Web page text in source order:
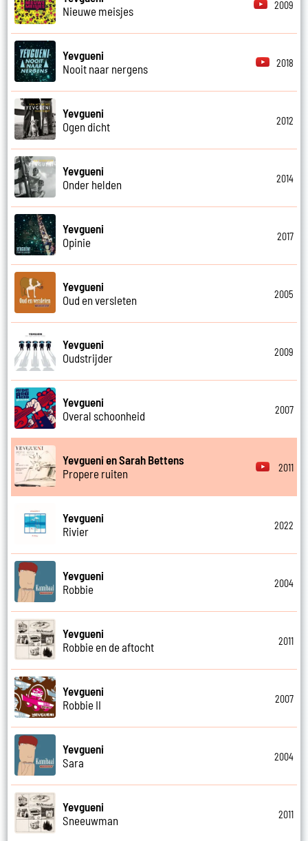
Nieuwe meisjes
2009
Yevgueni
Nooit naar nergens
2018
Yevgueni
Ogen dicht
2012
Yevgueni
Onder helden
2014
Yevgueni
Opinie
2017
Yevgueni
Oud en versleten
2005
Yevgueni
Oudstrijder
2009
Yevgueni
Overal schoonheid
2007
Yevgueni en Sarah Bettens
Propere ruiten
2011
Yevgueni
Rivier
2022
Yevgueni
Robbie
2004
Yevgueni
Robbie en de aftocht
2011
Yevgueni
Robbie II
2007
Yevgueni
Sara
2004
Yevgueni
Sneeuwman
2011